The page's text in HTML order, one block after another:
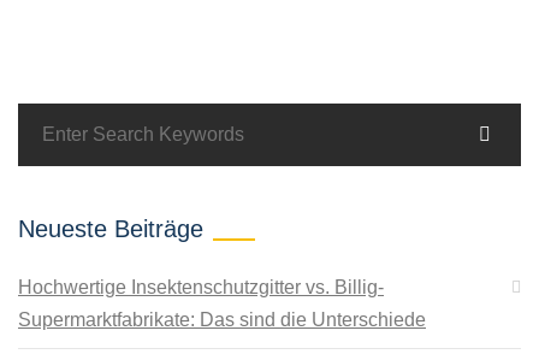
Neueste Beiträge
Hochwertige Insektenschutzgitter vs. Billig-
Supermarktfabrikate: Das sind die Unterschiede